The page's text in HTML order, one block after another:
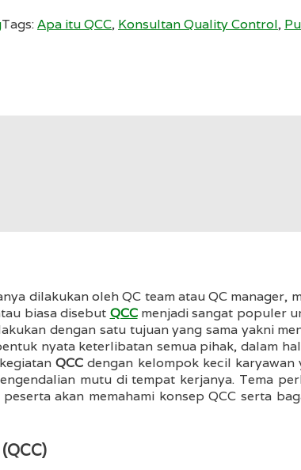
Tags:Apa itu QCC, Konsultan Quality Control,
dilakukan oleh QC team atau QC
biasa disebut QCCmenjadi sangat populer
dengan satu tujuan yang sama yakni
nyata keterlibatan semua pihak, dalam
QCCdengan kelompok kecil
mutu di tempat kerjanya. Tema
akan memahami konsep QCC serta